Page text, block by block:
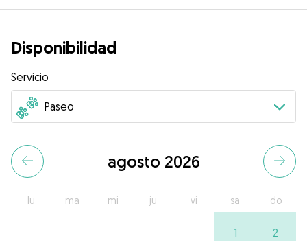
Disponibilidad
Servicio
agosto 2026
lu ma mi ju vi sa do
1 2